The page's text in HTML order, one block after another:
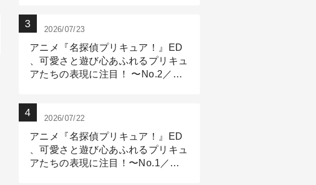
2026/07/23
アニメ『名探偵プリキュア！』ED
、可愛さと遊び心あふれるプリキュ
アたちの表現に注目！ 〜No.2／モ
2026/07/22
アニメ『名探偵プリキュア！』ED
、可愛さと遊び心あふれるプリキュ
アたちの表現に注目！〜No.1／演